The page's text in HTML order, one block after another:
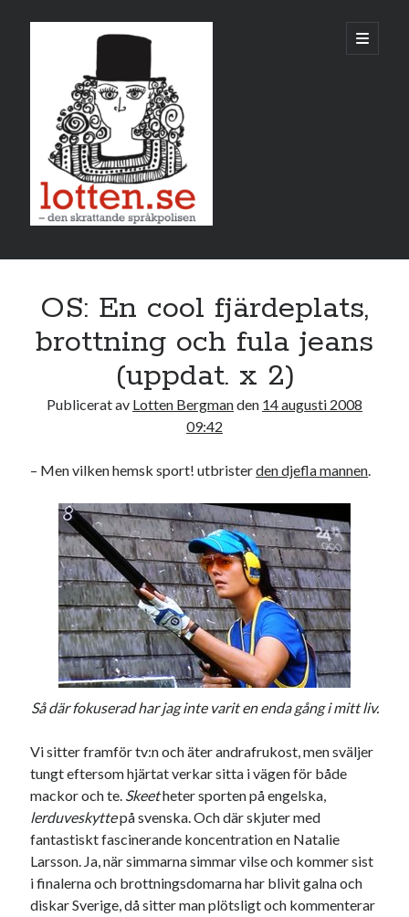
öppna
primär
Sidopanel
M T O T F L S
2 3
7 8 9 10
11 12 13 14 15 16 17
23 24
Kategorier
Kategorier
Etiketter
#blogg100 allmänbildning barn
barnen basket
död England fest film fotboll
OS: En cool fjärdeplats,
brottning och fula jeans
(uppdat. x 2)
Publicerat av Lotten Bergmanden 14 augusti 2008
09:42
– Men vilken hemsk sport! utbristerden djefla mannen.
Så där fokuserad har jag inte varit en enda gång i mitt liv.
Vi sitter framför tv:n och äter andrafrukost, men sväljer
tungt eftersom hjärtat verkar sitta i vägen för både
mackor och te. Skeetheter sporten på engelska,
lerduveskyttepå svenska. Och där skjuter med
fantastiskt fascinerande koncentration en Natalie
Larsson. Ja, när simmarna simmar vilse och kommer sist
i finalerna och brottningsdomarna har blivit galna och
diskar Sverige, då sitter man plötsligt och kommenterar